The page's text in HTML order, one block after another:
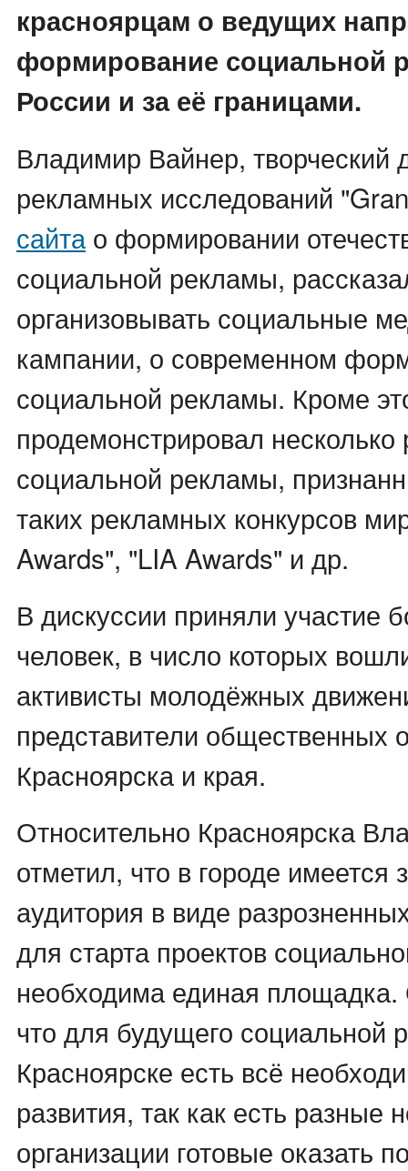
красноярцам о ведущих
формирование социальной
России и за её границами.
Владимир Вайнер, творческий
рекламных исследований
сайтао формировании
социальной рекламы,
организовывать социальные
кампании, о современном
социальной рекламы. Кроме
продемонстрировал несколько
социальной рекламы,
таких рекламных конкурсов
Awards", "LIA Awards" и др.
В дискуссии приняли участие
человек, в число которых
активисты молодёжных
представители общественных
Красноярска и края.
Относительно Красноярска
отметил, что в городе имеется
аудитория в виде
для старта проектов
необходима единая
что для будущего социальной
Красноярске есть всё
развития, так как есть разные
организации готовые оказать